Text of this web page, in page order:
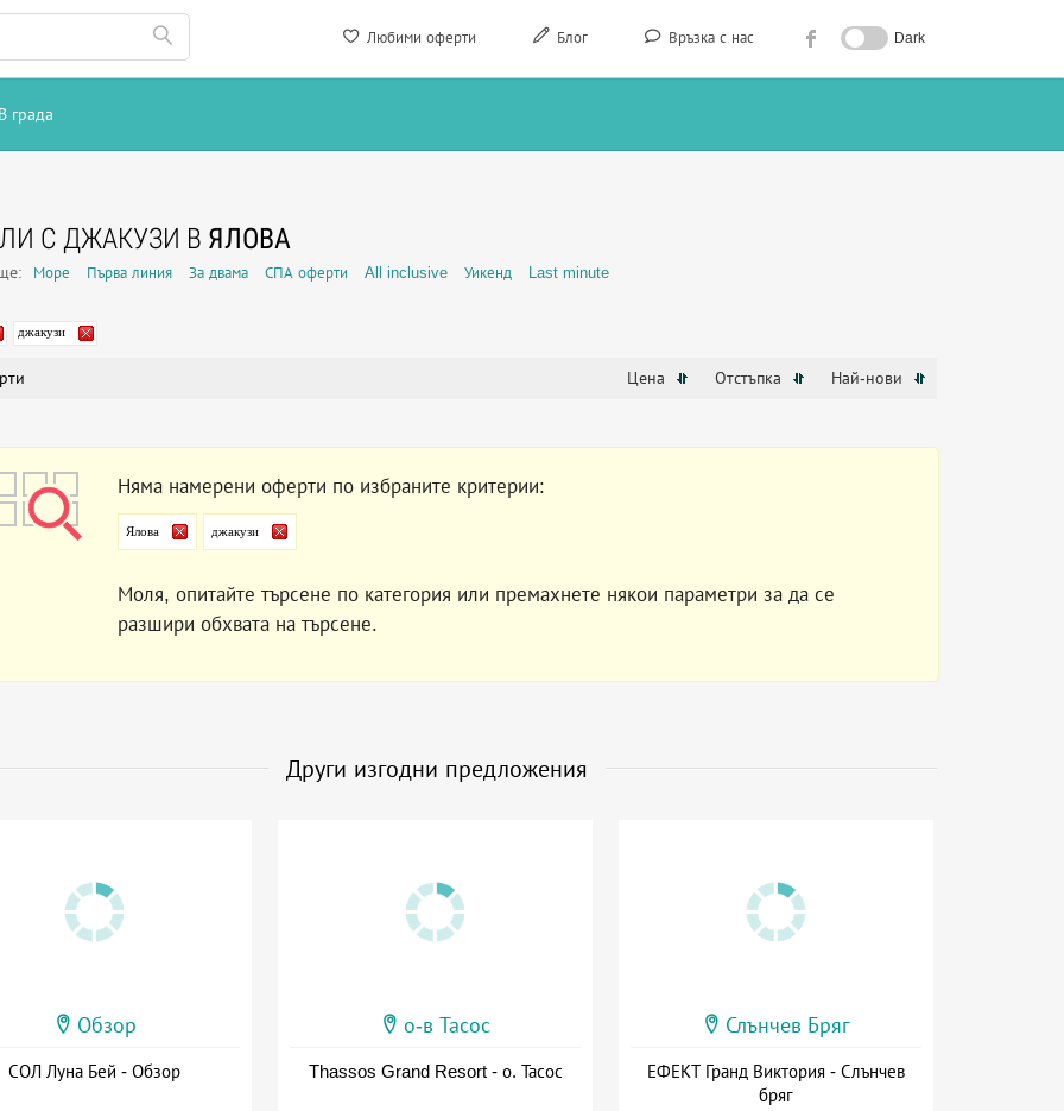
Любими оферти Блог Връзка с нас Dark
В града
С ДЖАКУЗИ В ЯЛОВА
Море Първа линия За двама СПА оферти All inclusive Уикенд Last minute
джакузи
Цена Отстъпка Най-нови
Няма намерени оферти по избраните критерии:
Ялова джакузи
Моля, опитайте търсене по категория или премахнете някои параметри за да се
разшири обхвата на търсене.
Други изгодни предложения
Обзор
СОЛ Луна Бей - Обзор
о-в Тасос
Thassos Grand Resort - о. Тасос
Слънчев Бряг
ЕФЕКТ Гранд Виктория - Слънчев
бряг